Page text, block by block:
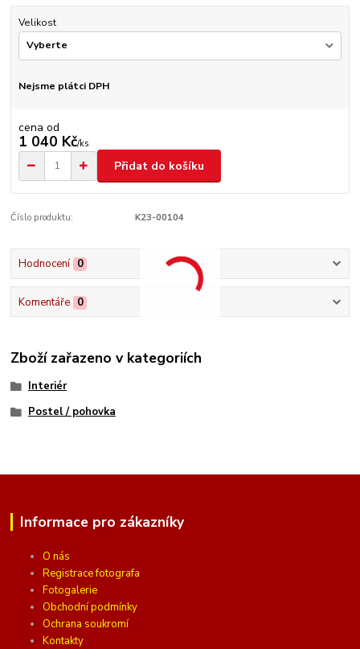
Velikost
Nejsme plátci DPH
cena od
1 040 Kč/ks
Přidat do košíku
Číslo produktu: K23-00104
Hodnocení 0
Komentáře 0
Zboží zařazeno v kategoriích
Interiér
Postel / pohovka
Informace pro zákazníky
O nás
Registrace fotografa
Fotogalerie
Obchodní podmínky
Ochrana soukromí
Kontakty